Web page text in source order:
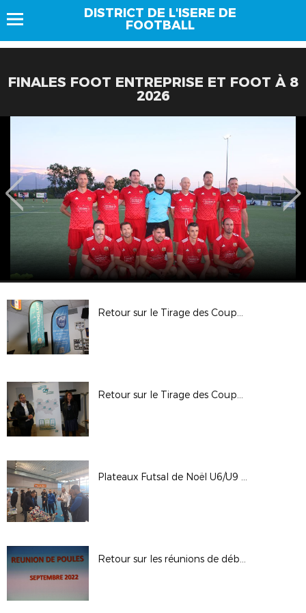
DISTRICT DE L'ISERE DE
FOOTBALL
FINALES FOOT ENTREPRISE ET FOOT À 8
2026
Retour sur le Tirage des Coupes de l'Isère en partenariat avec Memo Club - 20-03-23
Retour sur le Tirage des Coupes de l'Isère en partenariat avec le Crédit Agricole - 23-02-23
Plateaux Futsal de Noël U6/U9 - 21/12/2022
Retour sur les réunions de début de saison